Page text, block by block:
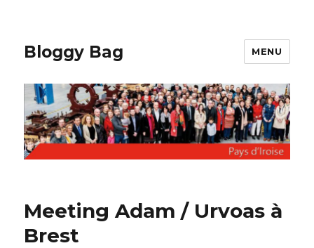
Bloggy Bag MENU
Meeting Adam / Urvoas à
Brest